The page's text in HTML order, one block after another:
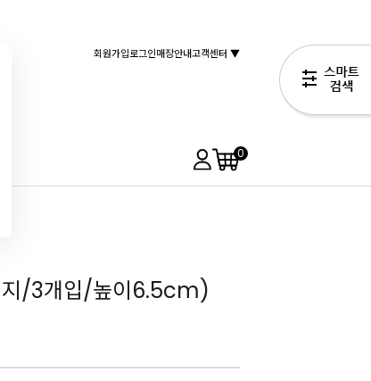
회원가입로그인매장안내고객센터 ▼
0
지/3개입/높이6.5cm)